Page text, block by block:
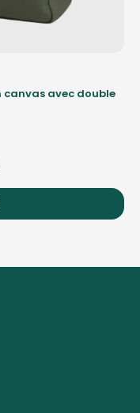
avec double